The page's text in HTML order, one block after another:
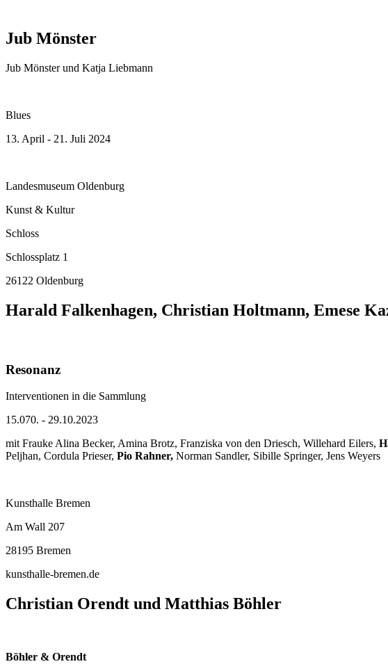
Jub Mönster
Jub Mönster und Katja Liebmann
Blues
13. April - 21. Juli 2024
Landesmuseum Oldenburg
Kunst & Kultur
Schloss
Schlossplatz 1
26122 Oldenburg
Harald Falkenhagen, Christian Holtmann, Emese
Resonanz
Interventionen in die Sammlung
15.070. - 29.10.2023
mit Frauke Alina Becker, Amina Brotz, Franziska von den Driesch, Willehard Eilers,
Peljhan, Cordula Prieser, Pio Rahner, Norman Sandler, Sibille Springer, Jens Weyers
Kunsthalle Bremen
Am Wall 207
28195 Bremen
kunsthalle-bremen.de
Christian Orendt und Matthias Böhler
Böhler & Orendt